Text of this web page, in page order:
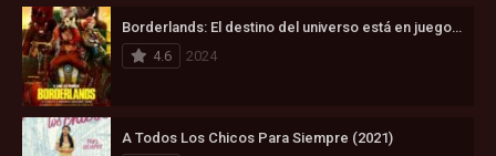
4.6
2024
A Todos Los Chicos Para Siempre (2021)